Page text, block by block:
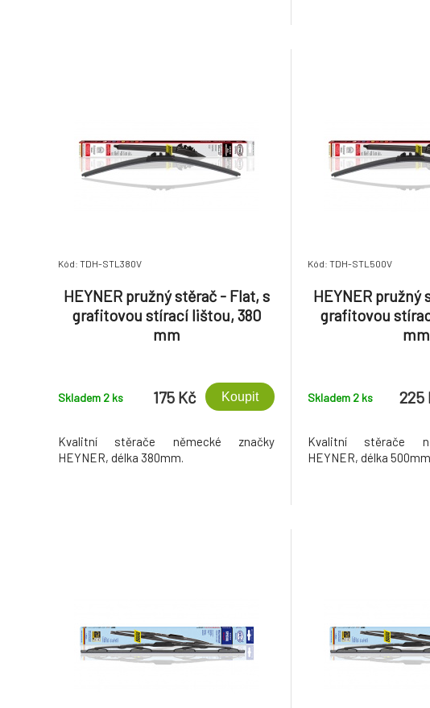
Kód: TDH-STL380V
HEYNER pružný stěrač - Flat, s
grafitovou stírací lištou, 380
mm
Skladem 2 ks 175 Kč Koupit
Kvalitní stěrače německé značky
HEYNER, délka 380mm.
Kód: TDH-STL500V
HEYNER pružný
grafitovou
mm
Skladem 2 ks 225
Kvalitní stěrače
HEYNER, délka